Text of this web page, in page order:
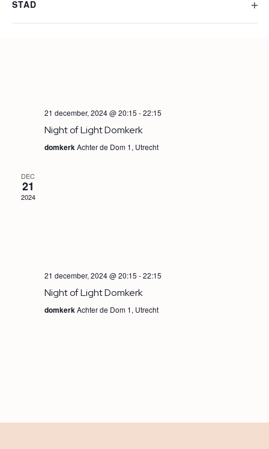
de
STAD
21
21 december, 2024 @ 20:15 -22:15
Night of Light Domkerk
domkerkAchter de Dom 1, Utrecht
DEC
21
2024
21 december, 2024 @ 20:15 -22:15
Night of Light Domkerk
domkerkAchter de Dom 1, Utrecht